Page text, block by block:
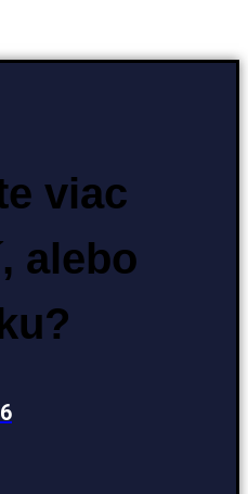
viac
alebo